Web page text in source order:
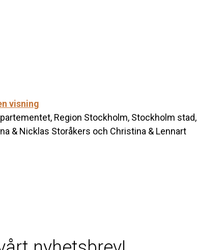
visning
Region Stockholm, Stockholm stad,
& Nicklas Storåkers och Christina & Lennart